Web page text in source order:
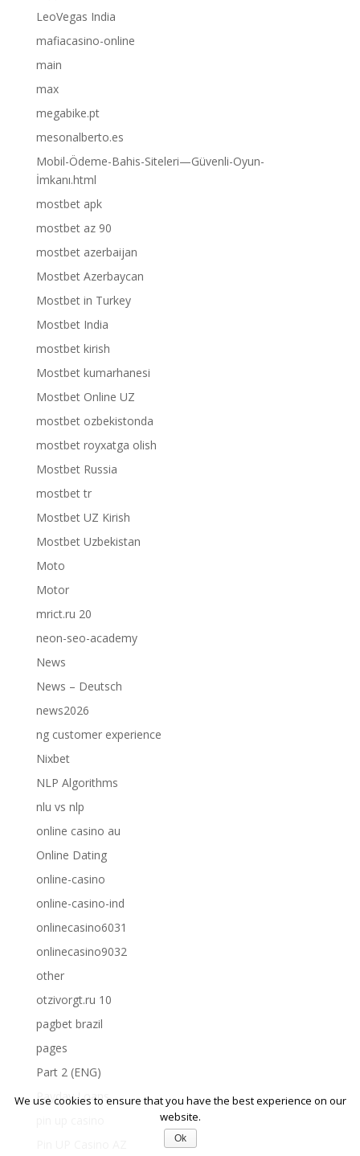
LeoVegas India
mafiacasino-online
main
max
megabike.pt
mesonalberto.es
Mobil-Ödeme-Bahis-Siteleri—Güvenli-Oyun-
İmkanı.html
mostbet apk
mostbet az 90
mostbet azerbaijan
Mostbet Azerbaycan
Mostbet in Turkey
Mostbet India
mostbet kirish
Mostbet kumarhanesi
Mostbet Online UZ
mostbet ozbekistonda
mostbet royxatga olish
Mostbet Russia
mostbet tr
Mostbet UZ Kirish
Mostbet Uzbekistan
Moto
Motor
mrict.ru 20
neon-seo-academy
News
News – Deutsch
news2026
ng customer experience
Nixbet
NLP Algorithms
nlu vs nlp
online casino au
Online Dating
online-casino
online-casino-ind
onlinecasino6031
onlinecasino9032
other
otzivorgt.ru 10
pagbet brazil
pages
Part 2 (ENG)
Payday Loans
We use cookies to ensure that you have the best experience on our
website.
Ok